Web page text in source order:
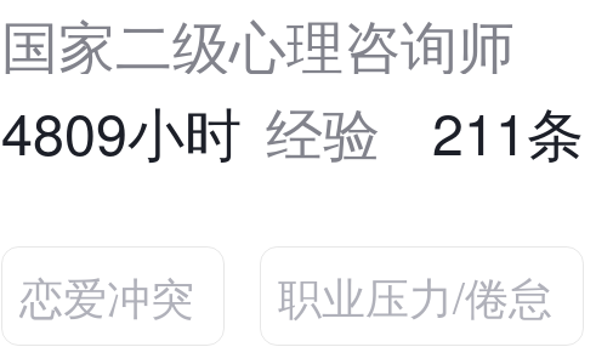
国家二级心理咨询师
4809小时 经验 211条
恋爱冲突 职业压力/倦怠